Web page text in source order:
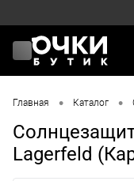
Главная • Каталог •
Lagerfeld